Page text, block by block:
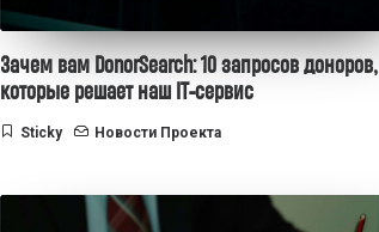
Зачем вам DonorSearch: 10 запросов доноров,
которые решает наш IT-сервис
Sticky Новости Проекта